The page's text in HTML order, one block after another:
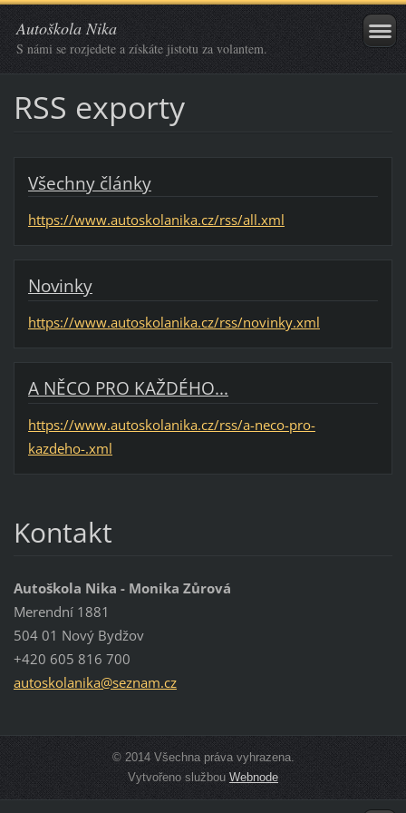
Autoškola Nika
S námi se rozjedete a získáte jistotu za volantem.
RSS exporty
Všechny články
https://www.autoskolanika.cz/rss/all.xml
Novinky
https://www.autoskolanika.cz/rss/novinky.xml
A NĚCO PRO KAŽDÉHO...
https://www.autoskolanika.cz/rss/a-neco-pro-
kazdeho-.xml
Kontakt
Autoškola Nika - Monika Zůrová
Merendní 1881
504 01 Nový Bydžov
+420 605 816 700
autoskolanika@seznam.cz
© 2014 Všechna práva vyhrazena.
Vytvořeno službou Webnode